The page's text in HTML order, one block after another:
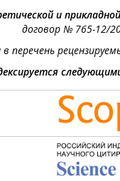
и
договор № 765-12/
перечень